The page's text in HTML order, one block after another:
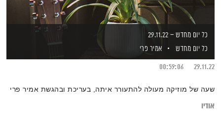
כל יום מחדש – 29.11.22
כל יום מחדש
אמיר פרי
29.11.22
00:59:06
שעה של מוזיקה מעולה להתעורר איתה, בעריכת ובהגשת אמיר פרי
אודיו